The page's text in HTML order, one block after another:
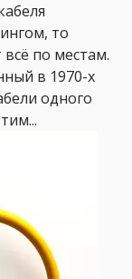
то
по местам.
в 1970-х
одного